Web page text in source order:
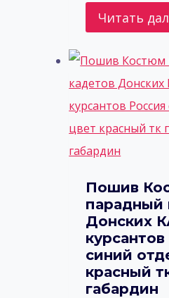
Читать
Пошив
парадный
Донских
синий
красный
габардин